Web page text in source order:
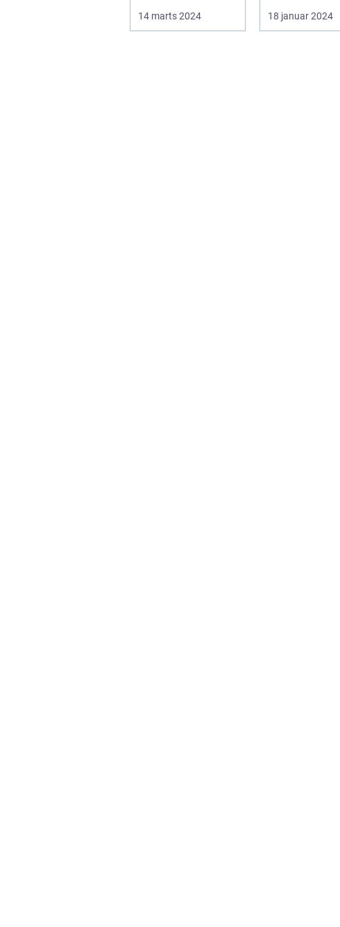
af kameraet; det ...
14 marts 2024
Danmarks mest
fremtrædende
18 januar 2024